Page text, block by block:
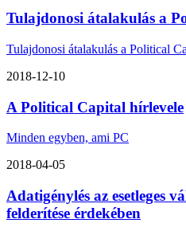
Tulajdonosi átalakulás a
Tulajdonosi átalakulás a Political
2018-12-10
A Political Capital hírlevele
Minden egyben, ami PC
2018-04-05
Adatigénylés az esetleges
felderítése érdekében